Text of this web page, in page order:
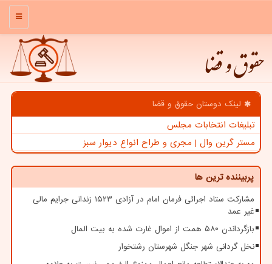
منو
حقوق و قضا
لینک دوستان حقوق و قضا
تبلیغات انتخابات مجلس
مستر گرین وال | مجری و طراح انواع دیوار سبز
پربیننده ترین ها
مشارکت ستاد اجرائی فرمان امام در آزادی ۱۵۲۳ زندانی جرایم مالی
غیر عمد
بازگرداندن ۵۸۰ همت از اموال غارت شده به بیت المال
نخل گردانی شهر جنگل شهرستان رشتخوار